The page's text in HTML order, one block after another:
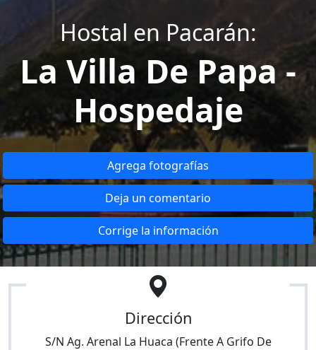
Hostal en Pacarán:
La Villa De Papa -
Hospedaje
Agrega fotografías
Deja un comentario
Corrige la información
Dirección
S/N Ag. Arenal La Huaca (Frente A Grifo De